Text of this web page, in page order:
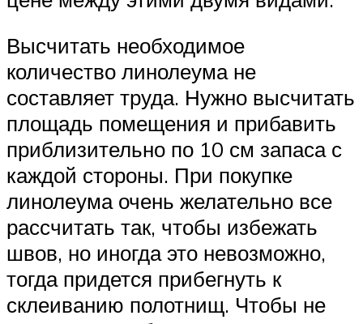
Высчитать необходимое
количество линолеума не
составляет труда. Нужно высчитать
площадь помещения и прибавить
приблизительно по 10 см запаса с
каждой стороны. При покупке
линолеума очень желательно все
рассчитать так, чтобы избежать
швов, но иногда это невозможно,
тогда придется прибегнуть к
склеиванию полотнищ. Чтобы не